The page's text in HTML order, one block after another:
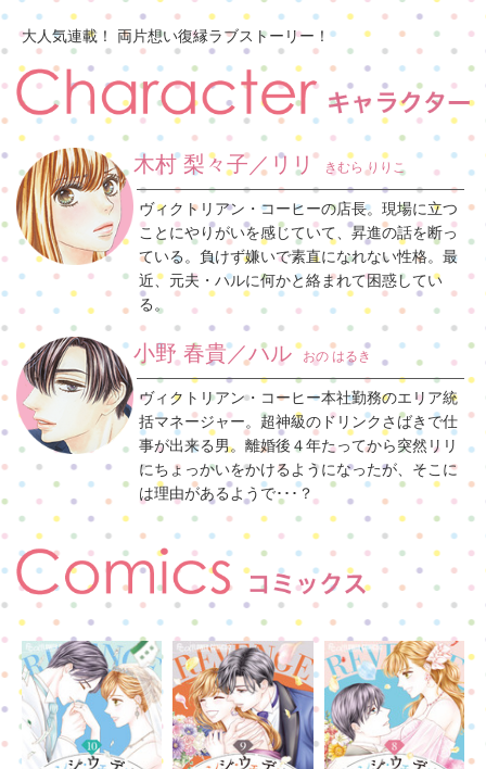
大人気連載！ 両片想い復縁ラブストーリー！
木村 梨々子／リリ きむら りりこ
ヴィクトリアン・コーヒーの店長。現場に立つ
ことにやりがいを感じていて、昇進の話を断っ
ている。負けず嫌いで素直になれない性格。最
近、元夫・ハルに何かと絡まれて困惑してい
る。
小野 春貴／ハル おの はるき
ヴィクトリアン・コーヒー本社勤務のエリア統
括マネージャー。超神級のドリンクさばきで仕
事が出来る男。離婚後４年たってから突然リリ
にちょっかいをかけるようになったが、そこに
は理由があるようで･･･？